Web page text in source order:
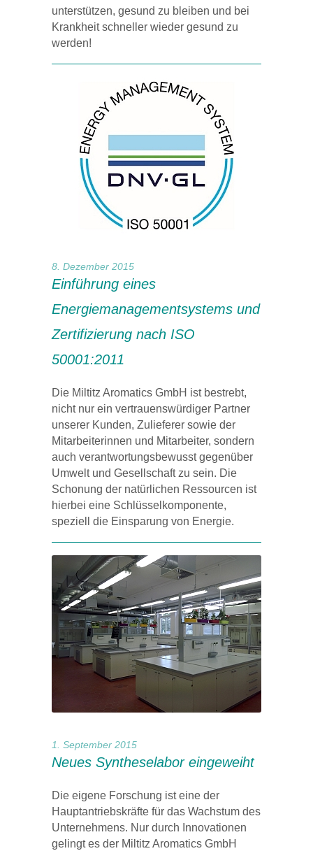
unterstützen, gesund zu bleiben und bei
Krankheit schneller wieder gesund zu
werden!
8. Dezember 2015
Einführung eines
Energiemanagementsystems und
Zertifizierung nach ISO
50001:2011
Die Miltitz Aromatics GmbH ist bestrebt,
nicht nur ein vertrauenswürdiger Partner
unserer Kunden, Zulieferer sowie der
Mitarbeiterinnen und Mitarbeiter, sondern
auch verantwortungsbewusst gegenüber
Umwelt und Gesellschaft zu sein. Die
Schonung der natürlichen Ressourcen ist
hierbei eine Schlüsselkomponente,
speziell die Einsparung von Energie.
1. September 2015
Neues Syntheselabor eingeweiht
Die eigene Forschung ist eine der
Hauptantriebskräfte für das Wachstum des
Unternehmens. Nur durch Innovationen
gelingt es der Miltitz Aromatics GmbH